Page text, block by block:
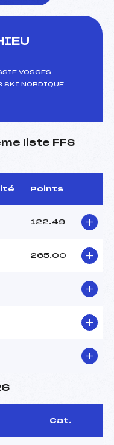
VOSGES
SKI NORDIQUE
liste FFS
Points
122.49
265.00
Cat.